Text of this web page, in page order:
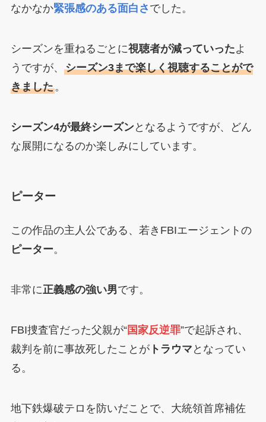
なかなか緊張感のある面白さ でした。
シーズンを重ねるごとに視聴者が減っていったよ
うですが、 シーズン3まで楽しく視聴することがで
きました。
シーズン4が最終シーズンとなるようですが、どん
な展開になるのか楽しみにしています。
ピーター
この作品の主人公である、若きFBIエージェントの
ピーター。
非常に正義感の強い男です。
FBI捜査官だった父親が“国家反逆罪”で起訴され、
裁判を前に事故死したことがトラウマ となってい
る。
地下鉄爆破テロを防いだことで、大統領首席補佐